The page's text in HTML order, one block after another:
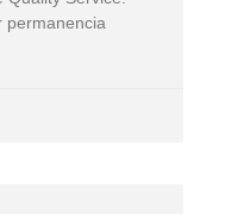
permanencia